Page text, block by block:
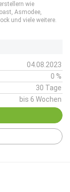
wie
Asmodee,
und viele weitere.
04.08.2023
0 %
30 Tage
bis 6 Wochen